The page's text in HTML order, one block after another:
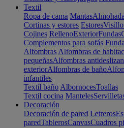
Textil
Ropa de cama Mantas
Cortinas y estores Estores
Cojines RellenoExteriorFundas
Complementos para sofás
Alfombras Alfombras de
pequeñasAlfombras
exteriorAlfombras de baño
infantiles
Textil baño AlbornocesToallas
Textil cocina Manteles
Decoración
Decoración de pared Letreros
paredTablerosCanvasCuadros